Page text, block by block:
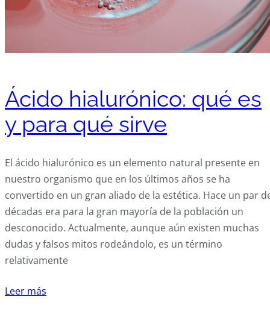
Ácido hialurónico: qué es
y para qué sirve
El ácido hialurónico es un elemento natural presente en
nuestro organismo que en los últimos años se ha
convertido en un gran aliado de la estética. Hace un par
décadas era para la gran mayoría de la población un
desconocido. Actualmente, aunque aún existen muchas
dudas y falsos mitos rodeándolo, es un término
relativamente
Leer más